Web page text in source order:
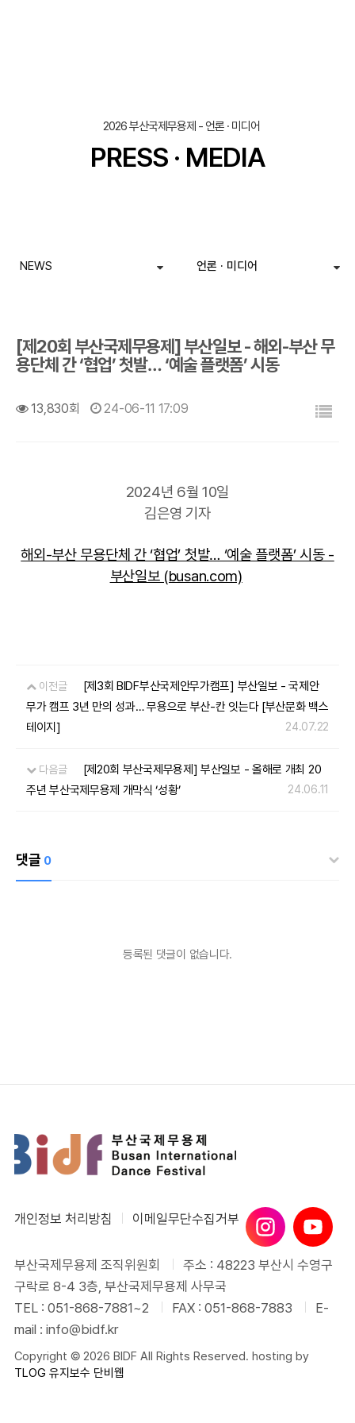
2026 부산국제무용제 - 언론 · 미디어
PRESS · MEDIA
NEWS 언론 · 미디어
[제20회 부산국제무용제] 부산일보 - 해외-부산 무
용단체 간 ‘협업’ 첫발… ‘예술 플랫폼’ 시동
13,830회 24-06-11 17:09
2024년 6월 10일
김은영 기자
해외-부산 무용단체 간 ‘협업’ 첫발… ‘예술 플랫폼’ 시동 -
부산일보 (busan.com)
이전글
[제3회 BIDF부산국제안무가캠프] 부산일보 - 국제안
무가 캠프 3년 만의 성과… 무용으로 부산-칸 잇는다 [부산문화 백스
테이지]
24.07.22
다음글
[제20회 부산국제무용제] 부산일보 - 올해로 개최 20
주년 부산국제무용제 개막식 ‘성황’
24.06.11
댓글 0
등록된 댓글이 없습니다.
개인정보 처리방침 이메일무단수집거부
부산국제무용제 조직위원회
주소 : 48223 부산시 수영구
구락로 8-4 3층, 부산국제무용제 사무국
TEL : 051-868-7881~2
FAX : 051-868-7883
E-
mail : info@bidf.kr
Copyright © 2026 BIDF All Rights Reserved. hosting by
TLOG 유지보수 단비웹